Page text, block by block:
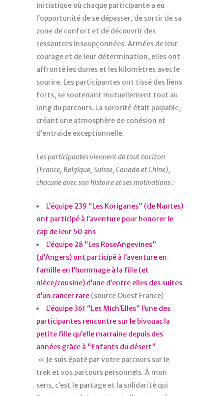
initiatique où chaque participante a eu
l’opportunité de se dépasser, de sortir de sa
zone de confort et de découvrir des
ressources insoupçonnées. Armées de leur
courage et de leur détermination, elles ont
affronté les dunes et les kilomètres avec le
sourire. Les participantes ont tissé des liens
forts, se soutenant mutuellement tout au
long du parcours. La sororité était palpable,
créant une atmosphère de cohésion et
d’entraide exceptionnelle.
Les participantes viennent de tout horizon
(France, Belgique, Suisse, Canada et Chine),
chacune avec son histoire et ses motivations :
L’équipe 239 “Les Koriganes” (de Nantes)
ont participé à l’aventure pour honorer le
cap de leur 50 ans
L’équipe 28 “Les RoseAngevines”
(d’Angers) ont participé à l’aventure en
famille en l’hommage à la fille (et
nièce/cousine) d’une d’entre elles des suites
d’un cancer rare (source Ouest France)
L’équipe 361 “Les Mich’Elles” l’une des
participantes rencontre sur le bivouac la
petite fille qu’elle marraine depuis des
années grâce à “Enfants du désert”
« Je suis épaté par votre parcours sur le
trek et vos parcours personnels. À mon
sens, c’est le partage et la solidarité qui